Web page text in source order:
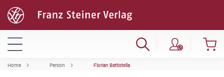
Home Person Florian Battistella